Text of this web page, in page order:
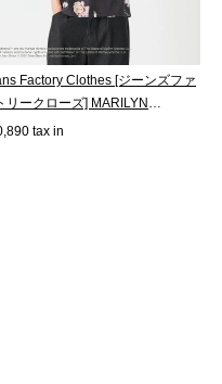
Factory Clothes [ジーンズファ
リークローズ] MARILYN
/...
tax in